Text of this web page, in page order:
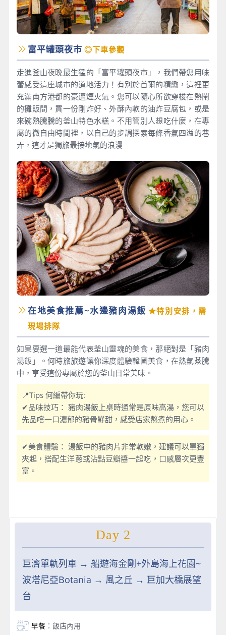
富平罐頭夜市 ◎下車參觀
走進釜山夜晚最生猛的「富平罐頭夜市」，我們帶您用味
蕾感受這座城市的道地活力！有別於首爾的精緻，這裡更
充滿南方港都的豪邁煙火氣。您可以隨心所欲穿梭在熱鬧
的攤販間，買一份剛炸好、外酥內軟的油炸豆腐包，或是
來碗熱騰騰的釜山特色水糕。不用管別人想吃什麼，在專
屬的微自由時間裡，以自己的步調探索每條香氣四溢的巷
弄，這才是獨旅最接地氣的浪漫
在地美食推薦~水邊豬肉湯飯 ★特別安排，需
現場排隊
如果要選一道最能代表釜山靈魂的美食，那絕對是「豬肉
湯飯」。何時旅旅遊讓你深度體驗韓國美食，在熱氣蒸騰
中，享受這份專屬於您的釜山日常美味。
📍Tips 何編帶你玩:
✔品味技巧： 豬肉湯飯上桌時通常是原味高湯，您可以
先品嚐一口濃郁的豬骨鮮甜，感受店家熬煮的用心。
✔美食體驗： 湯飯中的豬肉片非常軟嫩，建議可以單獨
夾起，搭配生洋蔥或沾點豆瓣醬一起吃，口感層次更豐
富。
Day 2
巨濟單軌列車 → 船遊海金剛+外島海上花園~
波塔尼亞Botania → 風之丘 → 巨加大橋展望
台
早餐：飯店內用